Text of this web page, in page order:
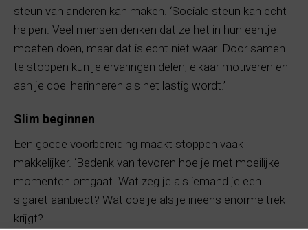
steun van anderen kan maken. ‘Sociale steun kan echt
helpen. Veel mensen denken dat ze het in hun eentje
moeten doen, maar dat is echt niet waar. Door samen
te stoppen kun je ervaringen delen, elkaar motiveren en
aan je doel herinneren als het lastig wordt.’
Slim beginnen
Een goede voorbereiding maakt stoppen vaak
makkelijker. ‘Bedenk van tevoren hoe je met moeilijke
momenten omgaat. Wat zeg je als iemand je een
sigaret aanbiedt? Wat doe je als je ineens enorme trek
krijgt?